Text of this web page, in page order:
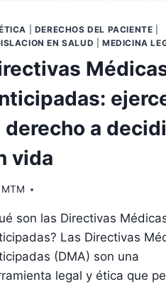
DERECHOS DEL PACIENTE
EN SALUD |MEDICINA
derecho a
vida
MTM
son las Directivas
Las Directivas
(DMA) son una
legal y ética que